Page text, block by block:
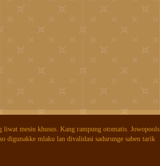
mesin khusus. Kang rampung otomatis. Jowopools
digunakke mlaku lan divalidasi sadurunge saben tarik